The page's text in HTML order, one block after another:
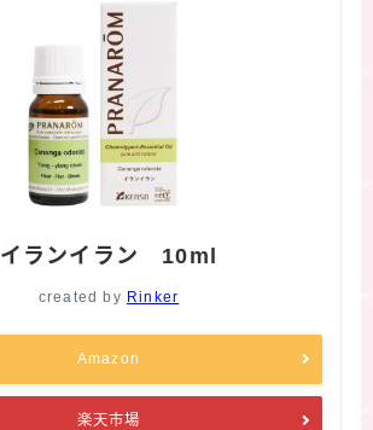
イランイラン 10ml
created by Rinker
Amazon
楽天市場